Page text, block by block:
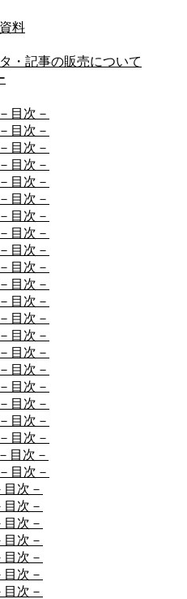
料
・記事の販売について
目次－
目次－
目次－
目次－
目次－
目次－
目次－
目次－
目次－
目次－
目次－
目次－
目次－
目次－
目次－
目次－
目次－
目次－
目次－
目次－
目次－
目次－
次－
次－
次－
次－
次－
次－
次－